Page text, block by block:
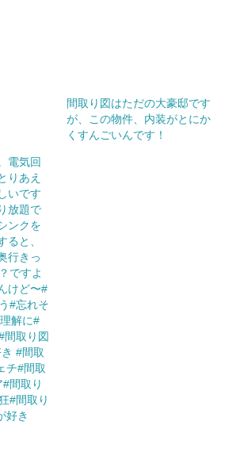
間取り図はただの大豪邸です
が、この物件、内装がとにか
くすんごいんです！
電気回
りあえ
いです
放題で
ンクを
ると、
行きっ
ですよ
けど〜#
#忘れそ
解に#
間取り図
#間取
チ#間取
間取り
#間取り
好き